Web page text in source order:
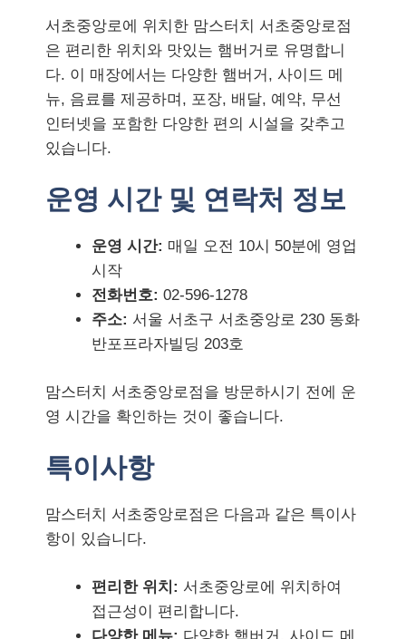
서초중앙로에 위치한 맘스터치 서초중앙로점
은 편리한 위치와 맛있는 햄버거로 유명합니
다. 이 매장에서는 다양한 햄버거, 사이드 메
뉴, 음료를 제공하며, 포장, 배달, 예약, 무선
인터넷을 포함한 다양한 편의 시설을 갖추고
있습니다.
운영 시간 및 연락처 정보
운영 시간: 매일 오전 10시 50분에 영업
시작
전화번호: 02-596-1278
주소: 서울 서초구 서초중앙로 230 동화
반포프라자빌딩 203호
맘스터치 서초중앙로점을 방문하시기 전에 운
영 시간을 확인하는 것이 좋습니다.
특이사항
맘스터치 서초중앙로점은 다음과 같은 특이사
항이 있습니다.
편리한 위치: 서초중앙로에 위치하여
접근성이 편리합니다.
다양한 메뉴: 다양한 햄버거, 사이드 메